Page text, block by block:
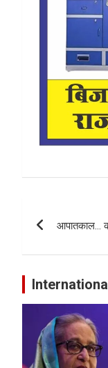
आपातकाल…